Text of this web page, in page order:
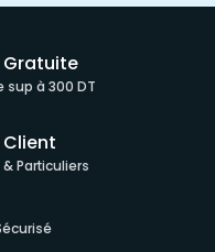
Gratuite
à 300 DT
Particuliers